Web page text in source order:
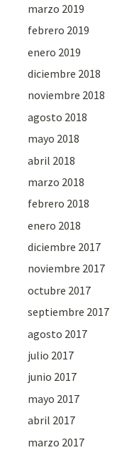
marzo 2019
febrero 2019
enero 2019
diciembre 2018
noviembre 2018
agosto 2018
mayo 2018
abril 2018
marzo 2018
febrero 2018
enero 2018
diciembre 2017
noviembre 2017
octubre 2017
septiembre 2017
agosto 2017
julio 2017
junio 2017
mayo 2017
abril 2017
marzo 2017